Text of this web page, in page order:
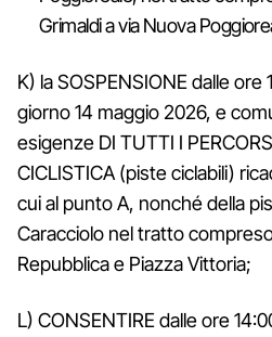
Grimaldi a via Nuova
K) la SOSPENSIONE dalle ore
giorno 14 maggio 2026, e
esigenze DI TUTTI I
CICLISTICA (piste ciclabili)
cui al punto A, nonché della
Caracciolo nel tratto
Repubblica e Piazza Vittoria;
L) CONSENTIRE dalle ore